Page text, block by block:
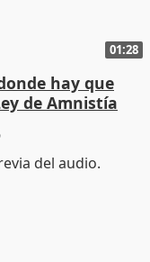
01:28
hay que
de Amnistía